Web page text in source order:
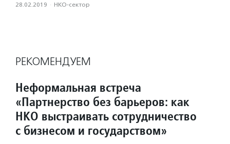
28.02.2019 · НКО-сектор
РЕКОМЕНДУЕМ
Неформальная встреча
«Партнерство без барьеров: как
НКО выстраивать сотрудничество
с бизнесом и государством»